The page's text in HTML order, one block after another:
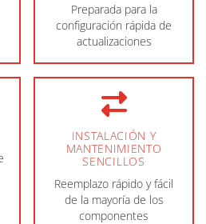
Preparada para la
configuración rápida de
actualizaciones
INSTALACIÓN Y
MANTENIMIENTO
SENCILLOS
Reemplazo rápido y fácil
de la mayoría de los
componentes